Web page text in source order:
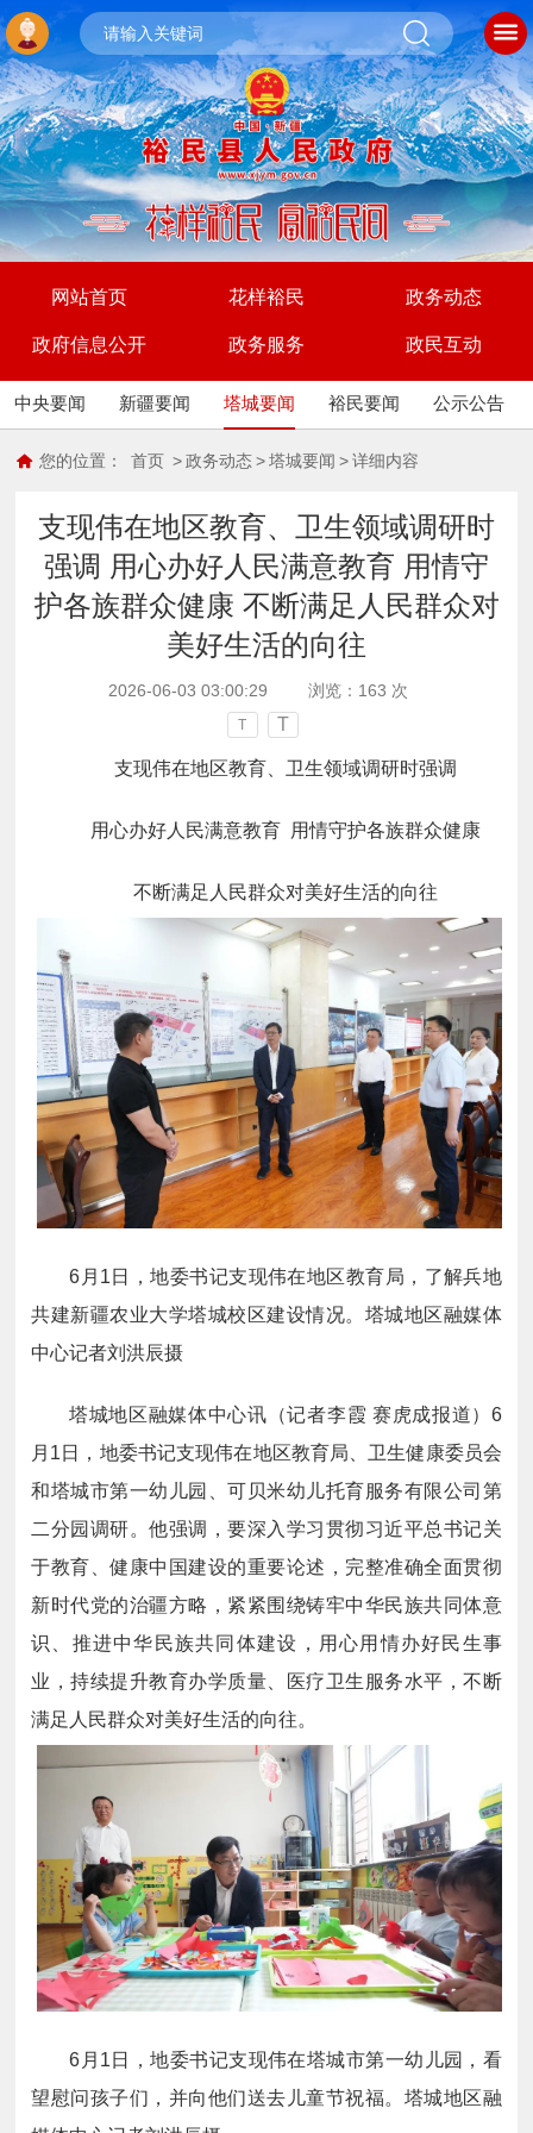
网站首页 花样裕民 政务动态
政府信息公开 政务服务 政民互动
中央要闻 新疆要闻 塔城要闻 裕民要闻 公示公告
您的位置： 首页 > 政务动态 > 塔城要闻 > 详细内容
支现伟在地区教育、卫生领域调研时
强调 用心办好人民满意教育 用情守
护各族群众健康 不断满足人民群众对
美好生活的向往
2026-06-03 03:00:29 浏览： 163 次
T T
支现伟在地区教育、卫生领域调研时强调
用心办好人民满意教育 用情守护各族群众健康
不断满足人民群众对美好生活的向往
6月1日，地委书记支现伟在地区教育局，了解兵地
共建新疆农业大学塔城校区建设情况。塔城地区融媒体
中心记者刘洪辰摄
塔城地区融媒体中心讯（记者李霞 赛虎成报道）6
月1日，地委书记支现伟在地区教育局、卫生健康委员会
和塔城市第一幼儿园、可贝米幼儿托育服务有限公司第
二分园调研。他强调，要深入学习贯彻习近平总书记关
于教育、健康中国建设的重要论述，完整准确全面贯彻
新时代党的治疆方略，紧紧围绕铸牢中华民族共同体意
识、推进中华民族共同体建设，用心用情办好民生事
业，持续提升教育办学质量、医疗卫生服务水平，不断
满足人民群众对美好生活的向往。
6月1日，地委书记支现伟在塔城市第一幼儿园，看
望慰问孩子们，并向他们送去儿童节祝福。塔城地区融